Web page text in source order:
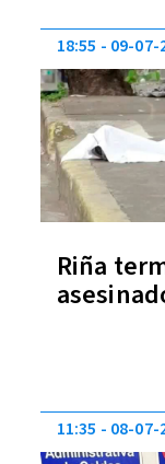
Riña
18:55 09-07-
11:35 08-07-